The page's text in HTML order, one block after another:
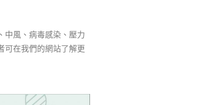
中風、病毒感染、壓力
可在我們的網站了解更